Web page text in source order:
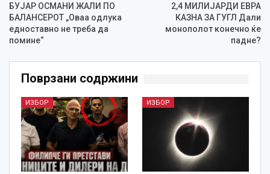
БУЈАР ОСМАНИ ЖАЛИ ПО
БАЛАНСЕРОТ „Оваа одлука
едноставно не треба да
помине“
2,4 МИЛИЈАРДИ ЕВРА
КАЗНА ЗА ГУГЛ Дали
монополот конечно ќе
падне?
Поврзани содржини
ИЗБОР ИЗБОР